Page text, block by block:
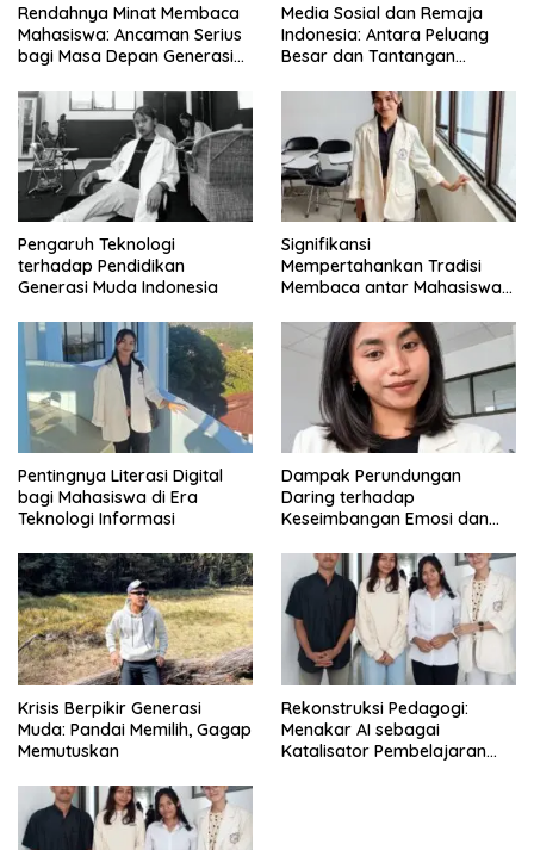
Rendahnya Minat Membaca
Mahasiswa: Ancaman Serius
bagi Masa Depan Generasi
Media Sosial dan Remaja
Indonesia: Antara Peluang
Besar dan Tantangan
Pengaruh Teknologi
terhadap Pendidikan
Generasi Muda Indonesia
Signifikansi
Mempertahankan Tradisi
Membaca antar Mahasiswa
Pentingnya Literasi Digital
bagi Mahasiswa di Era
Teknologi Informasi
Dampak Perundungan
Daring terhadap
Keseimbangan Emosi dan
Krisis Berpikir Generasi
Muda: Pandai Memilih, Gagap
Memutuskan
Rekonstruksi Pedagogi:
Menakar AI sebagai
Katalisator Pembelajaran